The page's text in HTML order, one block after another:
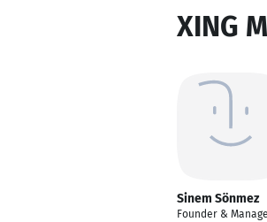
XING
Sinem Sönmez
Founder &